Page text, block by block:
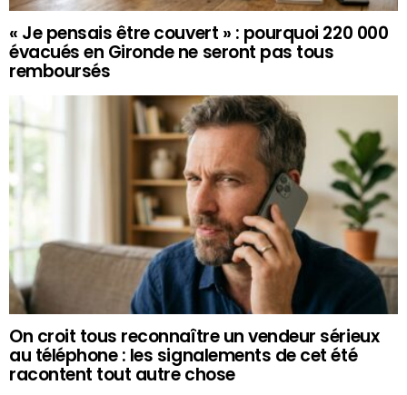
« Je pensais être couvert » : pourquoi 220 000
évacués en Gironde ne seront pas tous
remboursés
On croit tous reconnaître un vendeur sérieux
au téléphone : les signalements de cet été
racontent tout autre chose